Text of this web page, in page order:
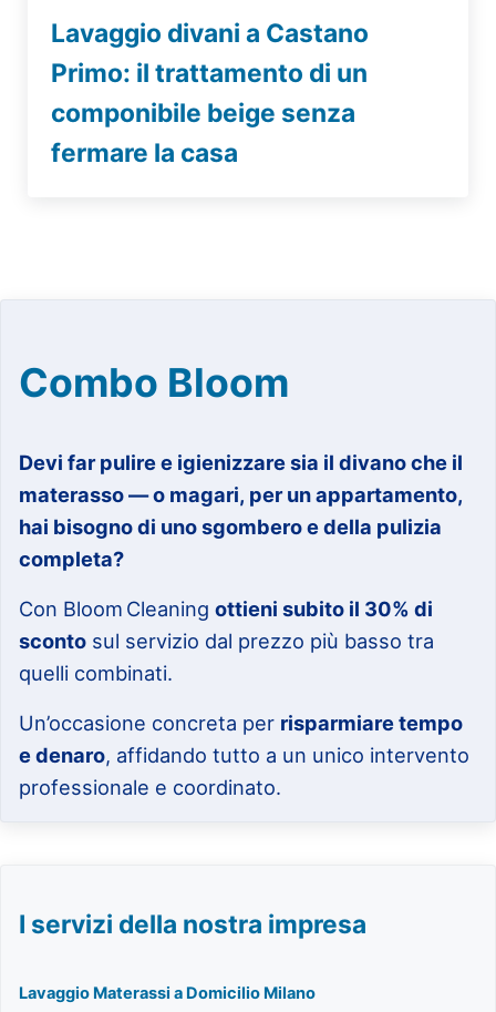
Lavaggio divani a Castano
Primo: il trattamento di un
componibile beige senza
fermare la casa
Combo Bloom
Devi far pulire e igienizzare sia il divano che il
materasso — o magari, per un appartamento,
hai bisogno di uno sgombero e della pulizia
completa?
Con Bloom Cleaningottieni subito il 30% di
sconto sul servizio dal prezzo più basso tra
quelli combinati.
Un’occasione concreta per risparmiare tempo
e denaro, affidando tutto a un unico intervento
professionale e coordinato.
I servizi della nostra impresa
Lavaggio Materassi a Domicilio Milano